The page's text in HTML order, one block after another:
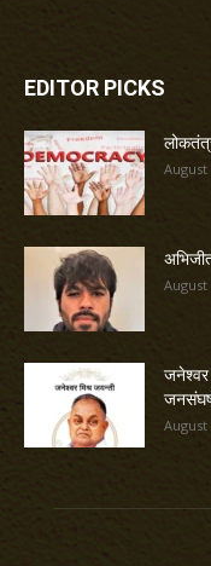
EDITOR PICKS
August
August
जनेश्वर
जनसंघर्ष
August